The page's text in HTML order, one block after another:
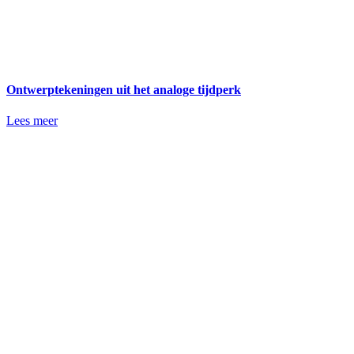
Ontwerptekeningen uit het analoge tijdperk
Lees meer